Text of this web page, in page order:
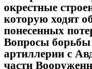
окрестные
которую ходят
понесенных
Вопросы
артиллерии с
части